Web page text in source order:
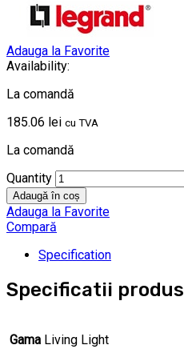
Adauga la Favorite
Availability:
La comandă
185.06 lei cu TVA
La comandă
Quantity
Adaugă în coș
Adauga la Favorite
Compară
Specification
Specificatii produs
Gama Living Light